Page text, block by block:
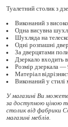
Туалетний столик з
Виконаний з
Одна висувна
Шухляда на
Одні розпашні
За дверцятами
Дзеркало входить
Розмір дзеркала
Матеріал
Виконаний у стилі
У магазині Ви
за доступною ціною
столиквід фабрики
магазині меблів.